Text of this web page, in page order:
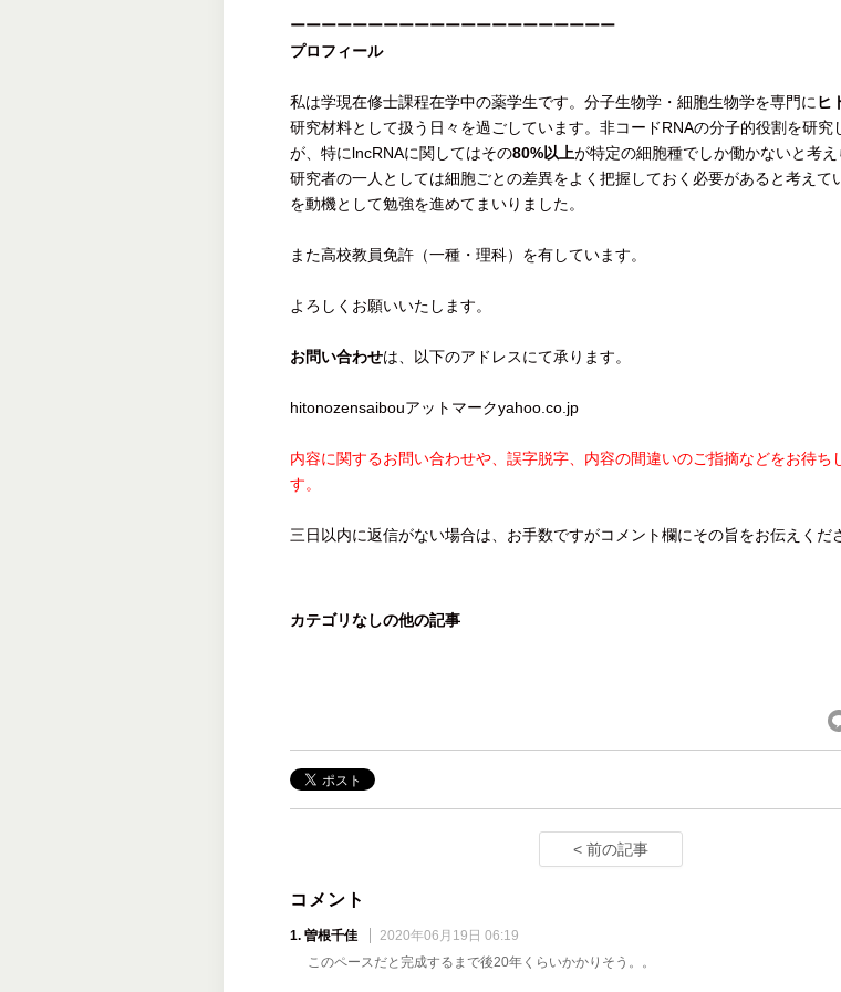
ーーーーーーーーーーーーーーーーーーーーー
プロフィール
私は学現在修士課程在学中の薬学生です。分子生物学・細胞生物学を専門に ヒ
研究材料として扱う日々を過ごしています。非コードRNAの分子的役割を研究
が、特にlncRNAに関してはその80%以上が特定の細胞種でしか働かないと考え
研究者の一人としては細胞ごとの差異をよく把握しておく必要があると考えて
を動機として勉強を進めてまいりました。
また高校教員免許（一種・理科）を有しています。
よろしくお願いいたします。
お問い合わせは、以下のアドレスにて承ります。
hitonozensaibouアットマークyahoo.co.jp
内容に関するお問い合わせや、誤字脱字、内容の間違いのご指摘などをお待ち
す。
三日以内に返信がない場合は、お手数ですがコメント欄にその旨をお伝えくだ
カテゴリなしの他の記事
< 前の記事
コメント
1. 曽根千佳
2020年06月19日 06:19
このペースだと完成するまで後20年くらいかかりそう。。